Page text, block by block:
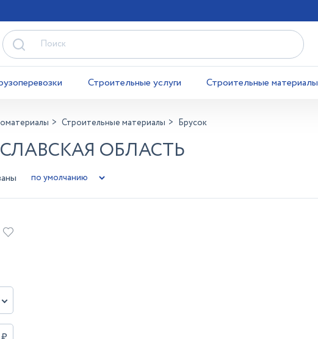
Строительные услуги Строительные материалы
Строительные материалы Брусок
ОБЛАСТЬ